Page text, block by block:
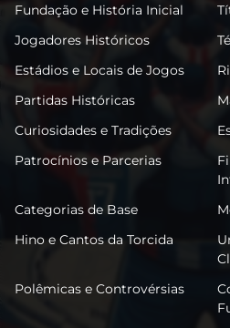
Fundação e História Inicial
Jogadores Históricos
Estádios e Locais de Jogos
Partidas Históricas
Curiosidades e Tradições
Patrocínios e Parcerias
Categorias de Base
Hino e Cantos da Torcida
Polêmicas e Controvérsias